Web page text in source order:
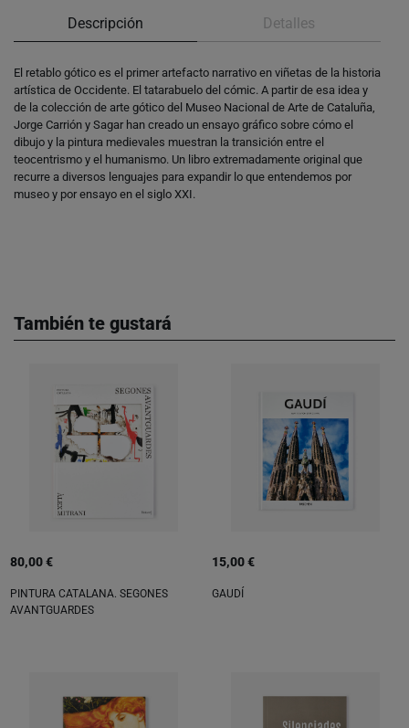
Descripción Detalles
El retablo gótico es el primer artefacto narrativo en viñetas de la historia
artística de Occidente. El tatarabuelo del cómic. A partir de esa idea y
de la colección de arte gótico del Museo Nacional de Arte de Cataluña,
Jorge Carrión y Sagar han creado un ensayo gráfico sobre cómo el
dibujo y la pintura medievales muestran la transición entre el
teocentrismo y el humanismo. Un libro extremadamente original que
recurre a diversos lenguajes para expandir lo que entendemos por
museo y por ensayo en el siglo XXI.
También te gustará
80,00 €
PINTURA CATALANA. SEGONES
AVANTGUARDES
15,00 €
GAUDÍ